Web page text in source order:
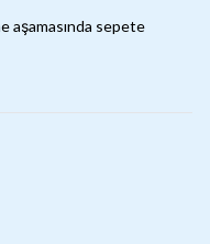
aşamasında sepete